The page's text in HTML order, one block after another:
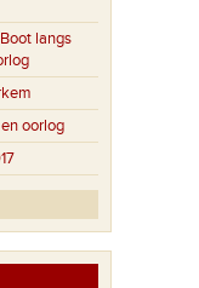
langs
oorlog